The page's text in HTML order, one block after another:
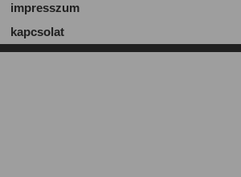
impresszum
kapcsolat